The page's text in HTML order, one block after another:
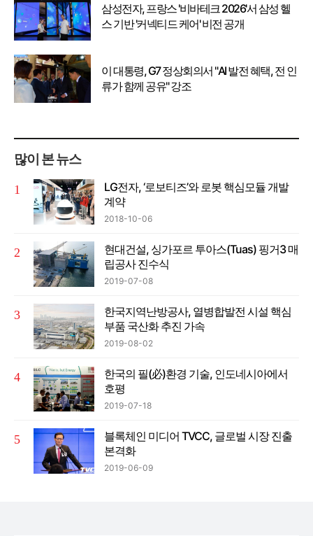
삼성전자, 프랑스 '비바테크 2026'서 삼성 헬
스 기반 '커넥티드 케어' 비전 공개
이 대통령, G7 정상회의서 "AI 발전 혜택, 전 인
류가 함께 공유" 강조
많이 본 뉴스
LG전자, ‘로보티즈’와 로봇 핵심모듈 개발
계약
2018-10-06
현대건설, 싱가포르 투아스(Tuas) 핑거3 매
립공사 진수식
2019-07-08
한국지역난방공사, 열병합발전 시설 핵심
부품 국산화 추진 가속
2019-08-02
한국의 필(必)환경 기술, 인도네시아에서
호평
2019-07-18
블록체인 미디어 TVCC, 글로벌 시장 진출
본격화
2019-06-09